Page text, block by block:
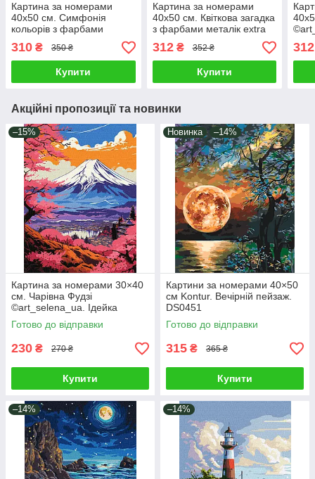
Картина за номерами
40х50 см. Симфонія
кольорів з фарбами
©victoria_art___Ідейка
КНО3275
310 ₴ 350 ₴
Купити
Картина за номерами
40х50 см. Квіткова загадка
з фарбами металік extra
КНО8501
312₴ 352 ₴
Купити
312
Акційні пропозиції та новинки
–15%
Картина за номерами 30×40
см. Чарівна Фудзі
©art_selena_ua. Ідейка
КНО2900
Готово до відправки
230 ₴ 270 ₴
Купити
Новинка –14%
Картини за номерами 40×50
см Kontur. Вечірній пейзаж.
DS0451
Готово до відправки
315 ₴ 365 ₴
Купити
–14% –14%